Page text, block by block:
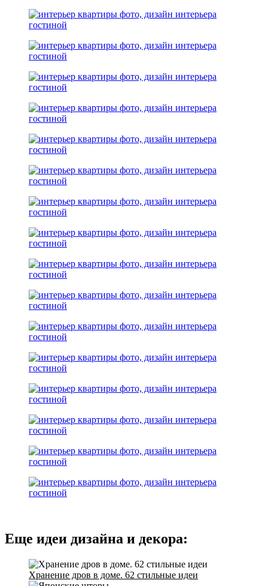
Еще идеи дизайна и декора:
Хранение дров в доме. 62 стильные идеи